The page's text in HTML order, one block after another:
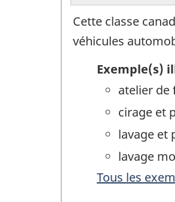
Cette classe
véhicules
Exemple(s)
atelier de
cirage et
lavage et
lavage
Tous les